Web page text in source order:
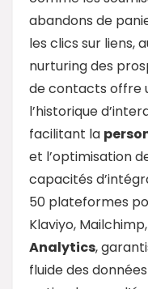
abandons de
les clics sur liens,
nurturing des
de contacts offre
l’historique
facilitant la
et l’optimisation
capacités
50 plateformes
Klaviyo,
Analytics,
fluide des